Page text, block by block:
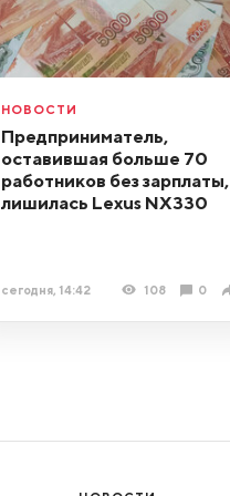
НОВОСТИ
Предприниматель,
оставившая больше 70
работников без зарплаты,
лишилась Lexus NX330
сегодня, 14:42 108 0